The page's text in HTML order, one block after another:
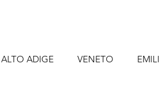
ADIGE VENETO